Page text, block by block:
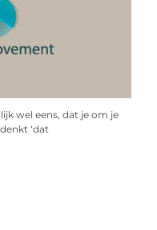
wel eens, dat je om je
‘dat